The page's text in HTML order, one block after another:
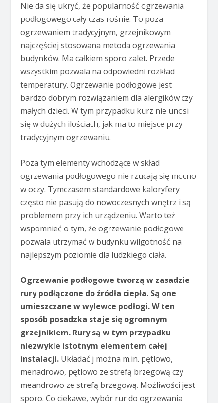
Nie da się ukryć, że popularność ogrzewania
podłogowego cały czas rośnie. To poza
ogrzewaniem tradycyjnym, grzejnikowym
najczęściej stosowana metoda ogrzewania
budynków. Ma całkiem sporo zalet. Przede
wszystkim pozwala na odpowiedni rozkład
temperatury. Ogrzewanie podłogowe jest
bardzo dobrym rozwiązaniem dla alergików czy
małych dzieci. W tym przypadku kurz nie unosi
się w dużych ilościach, jak ma to miejsce przy
tradycyjnym ogrzewaniu.
Poza tym elementy wchodzące w skład
ogrzewania podłogowego nie rzucają się mocno
w oczy. Tymczasem standardowe kaloryfery
często nie pasują do nowoczesnych wnętrz i są
problemem przy ich urządzeniu. Warto też
wspomnieć o tym, że ogrzewanie podłogowe
pozwala utrzymać w budynku wilgotność na
najlepszym poziomie dla ludzkiego ciała.
Ogrzewanie podłogowe tworzą w zasadzie
rury podłączone do źródła ciepła. Są one
umieszczane w wylewce podłogi. W ten
sposób posadzka staje się ogromnym
grzejnikiem. Rury są w tym przypadku
niezwykle istotnym elementem całej
instalacji. Układać j można m.in. pętlowo,
menadrowo, pętlowo ze strefą brzegową czy
meandrowo ze strefą brzegową. Możliwości jest
sporo. Co ciekawe, wybór rur do ogrzewania